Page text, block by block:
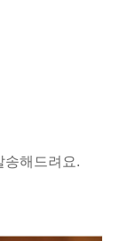
송해드려요.